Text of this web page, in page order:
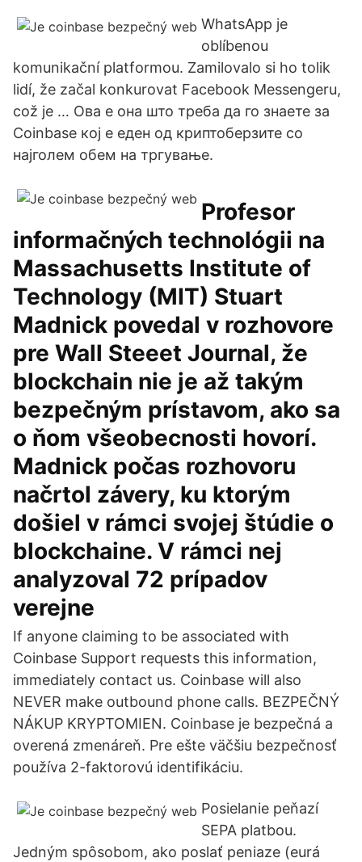
WhatsApp je
oblíbenou
komunikační platformou. Zamilovalo si ho tolik
lidí, že začal konkurovat Facebook Messengeru,
což je … Ова е она што треба да го знаете за
Coinbase кој е еден од криптоберзите со
најголем обем на тргување.
Profesor
informačných technológii na
Massachusetts Institute of
Technology (MIT) Stuart
Madnick povedal v rozhovore
pre Wall Steeet Journal, že
blockchain nie je až takým
bezpečným prístavom, ako sa
o ňom všeobecnosti hovorí.
Madnick počas rozhovoru
načrtol závery, ku ktorým
došiel v rámci svojej štúdie o
blockchaine. V rámci nej
analyzoval 72 prípadov
verejne
If anyone claiming to be associated with
Coinbase Support requests this information,
immediately contact us. Coinbase will also
NEVER make outbound phone calls. BEZPEČNÝ
NÁKUP KRYPTOMIEN. Coinbase je bezpečná a
overená zmenáreň. Pre ešte väčšiu bezpečnosť
používa 2-faktorovú identifikáciu.
Posielanie peňazí
SEPA platbou.
Jedným spôsobom, ako poslať peniaze (eurá